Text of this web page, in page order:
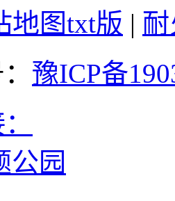
地图txt版 |
豫ICP备
公园